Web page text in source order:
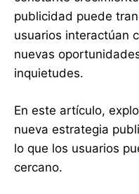
publicidad puede
usuarios interactúan
nuevas
inquietudes.
En este artículo,
nueva estrategia
lo que los usuarios
cercano.